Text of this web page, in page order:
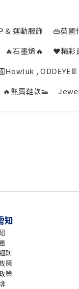
& 運動服飾
👜英
🔥石墨烯🔥 ❤️精彩
Howluk , ODDEYE👖
🔥熱賣鞋款👟
知
則
策
策